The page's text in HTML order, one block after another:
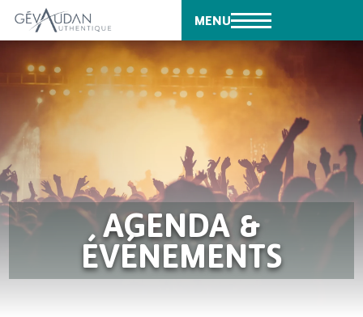
MENU
AGENDA &
ÉVÉNEMENTS